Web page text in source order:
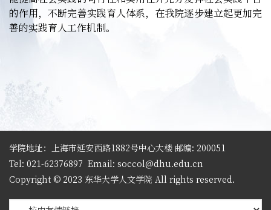
的作用，不断完善实践育人体系，在我院逐步建立起更加完
善的实践育人工作机制。
学院地址：上海市延安西路1882号中心大楼 邮编: 200051
Tel: 021-62376897 Email: soccol@dhu.edu.cn
Copyright © 2023 东华大学人文学院 All rights reserved.